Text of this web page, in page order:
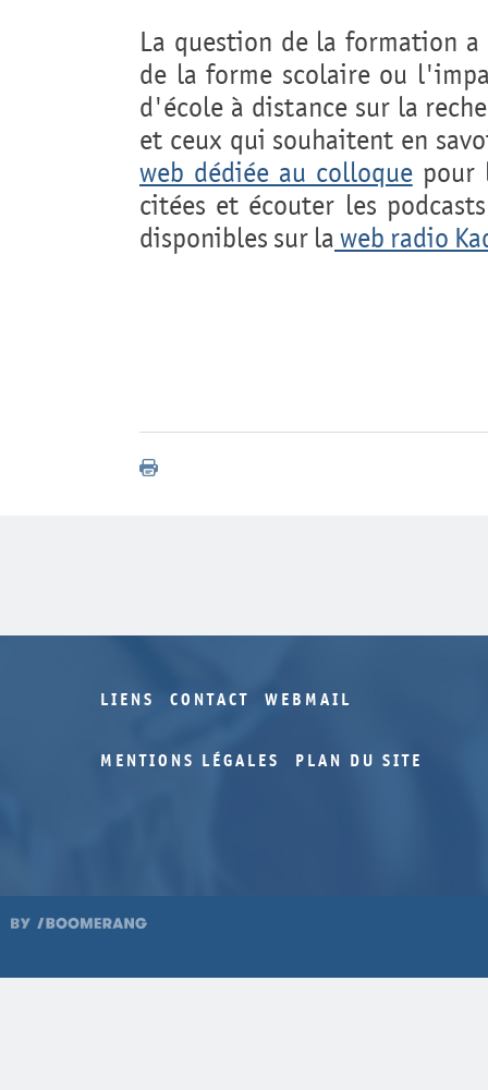
La question de la formation
de la forme scolaire ou
d'école à distance sur la
et ceux qui souhaitent en
web dédiée au colloquepour
citées et écouter les
disponibles sur la web radio
LIENS CONTACT WEBMAIL
MENTIONS LÉGALES PLAN DU SITE